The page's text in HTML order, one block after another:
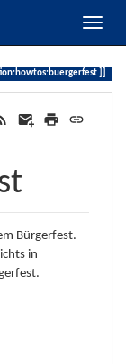
Bürgerfest.
in